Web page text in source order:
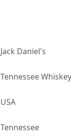
Jack Daniel's
Tennessee Whiskey
USA
Tennessee